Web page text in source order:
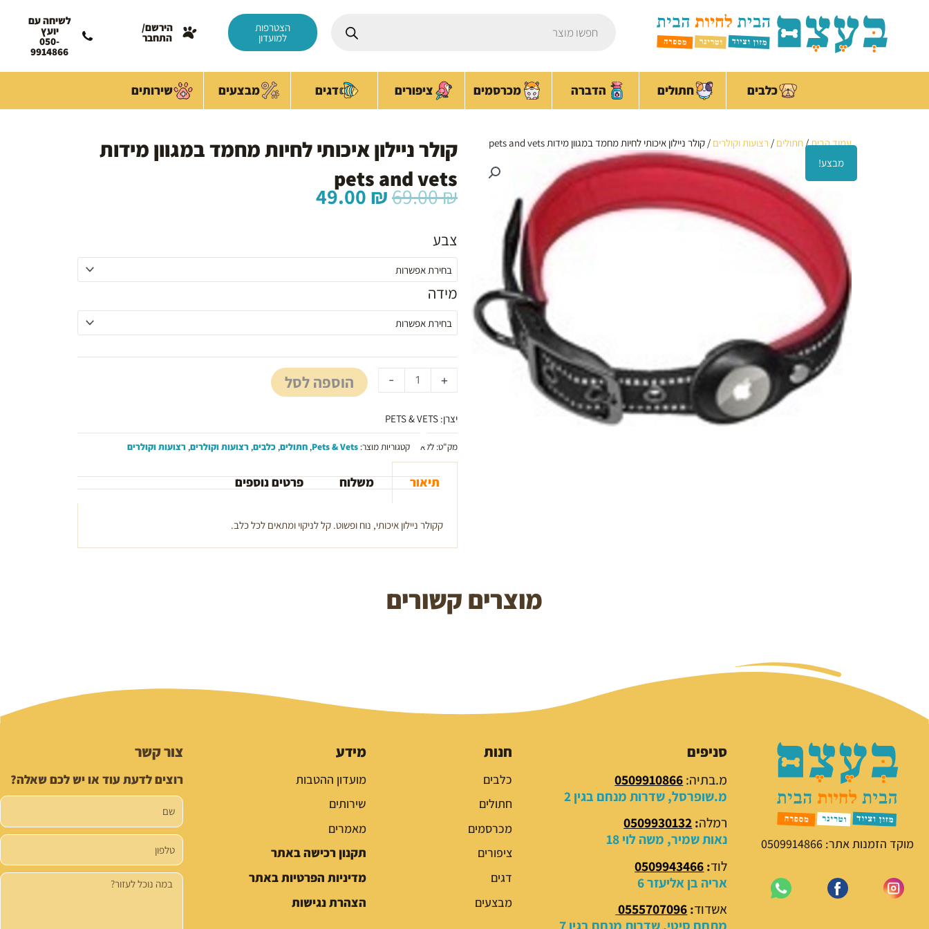
הצטרפות
למועדון
הירשם/
התחבר
לשיחה עם
יועץ
050-
9914866
כלבים חתולים הדברה מכרסמים ציפורים דגים מבצעים שירותים
עמוד הבית/ חתולים / רצועות וקולרים / קולר ניילון איכותי לחיות מחמד במגוון מידות pets and vets
מבצע!
קולר ניילון איכותי לחיות מחמד במגוון מידות
pets and vets
69.00₪ המחיר
המקורי
49.00₪ המחיר
צבע
מידה
-
ניילון
איכותי
מחמד
במגוון
pets
and
+ הוספה לסל
יצרן: PETS & VETS
מק"ט: ללא קטגוריות מוצר: Pets & Vets
, חתולים, כלבים, רצועות וקולרים, רצועות וקולרים
תיאור משלוח פרטים נוספים
קקולר ניילון איכותי, נוח ופשוט. קל לניקוי ומתאים לכל כלב.
מוצרים קשורים
מוקד הזמנות אתר: 0509914866
סניפים
מ.בתיה:0509910866
מ.שופרסל, שדרות מנחם בגין 2
רמלה:
0509930132
נאות שמיר, משה לוי 18
לוד:
0509943466
אריה בן אליעזר 6
אשדוד:
0555707096
חנות
כלבים
חתולים
מכרסמים
ציפורים
דגים
מבצעים
מידע
מועדון ההטבות
שירותים
מאמרים
תקנון רכישה באתר
מדיניות הפרטיות באתר
הצהרת נגישות
צור קשר
רוצים לדעת עוד או יש לכם שאלה?
שם
טלפון
הודעה